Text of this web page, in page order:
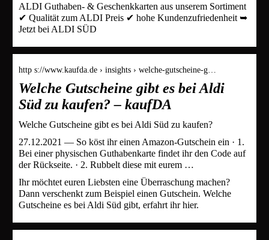
ALDI Guthaben- & Geschenkkarten aus unserem Sortiment
✔ Qualität zum ALDI Preis ✔ hohe Kundenzufriedenheit ➥
Jetzt bei ALDI SÜD
http s://www.kaufda.de › insights › welche-gutscheine-g…
Welche Gutscheine gibt es bei Aldi
Süd zu kaufen? – kaufDA
Welche Gutscheine gibt es bei Aldi Süd zu kaufen?
27.12.2021 — So köst ihr einen Amazon-Gutschein ein · 1.
Bei einer physischen Guthabenkarte findet ihr den Code auf
der Rückseite. · 2. Rubbelt diese mit eurem …
Ihr möchtet euren Liebsten eine Überraschung machen?
Dann verschenkt zum Beispiel einen Gutschein. Welche
Gutscheine es bei Aldi Süd gibt, erfahrt ihr hier.